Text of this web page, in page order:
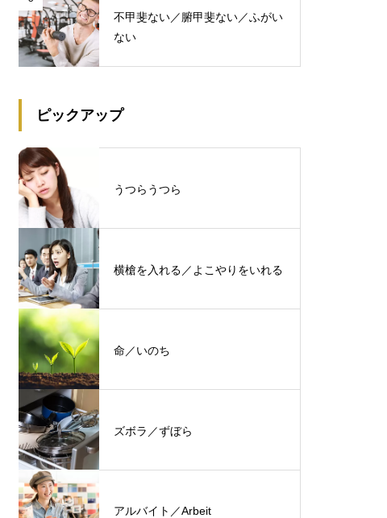
不甲斐ない／腑甲斐ない／ふがい
ない
ピックアップ
うつらうつら
横槍を入れる／よこやりをいれる
命／いのち
ズボラ／ずぼら
アルバイト／Arbeit